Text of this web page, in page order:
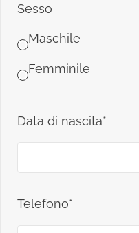
Sesso
Maschile
Femminile
Data di nascita*
Telefono*